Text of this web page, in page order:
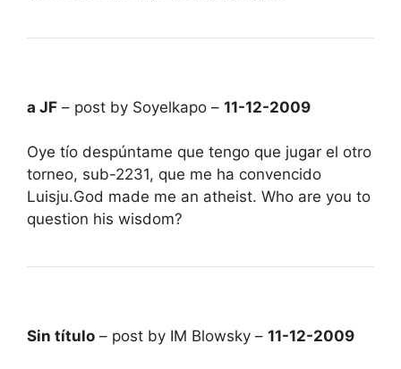
a JF – post by Soyelkapo – 11-12-2009
Oye tío despúntame que tengo que jugar el otro
torneo, sub-2231, que me ha convencido
Luisju.God made me an atheist. Who are you to
question his wisdom?
Sin título – post by IM Blowsky – 11-12-2009